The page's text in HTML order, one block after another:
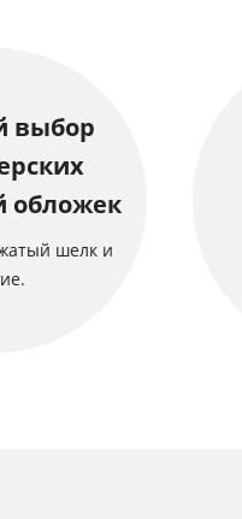
выбор
обложек
шелк и